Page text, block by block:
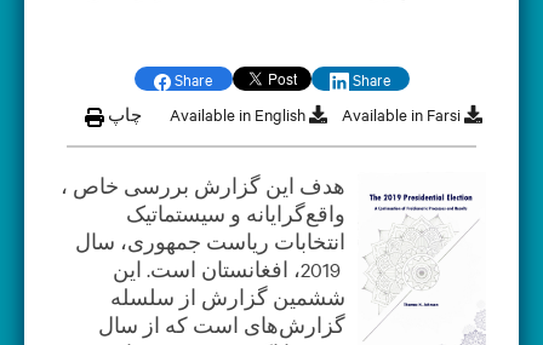
Share
Share
Available in English Available in Farsi
هدف این گزارش بررسی خاص ،
واقع‌گرایانه و سیستماتیک
انتخابات ریاست جمهوری، سال
2019، افغانستان است. این
ششمین گزارش از سلسله
گزارش‌های است که از سال